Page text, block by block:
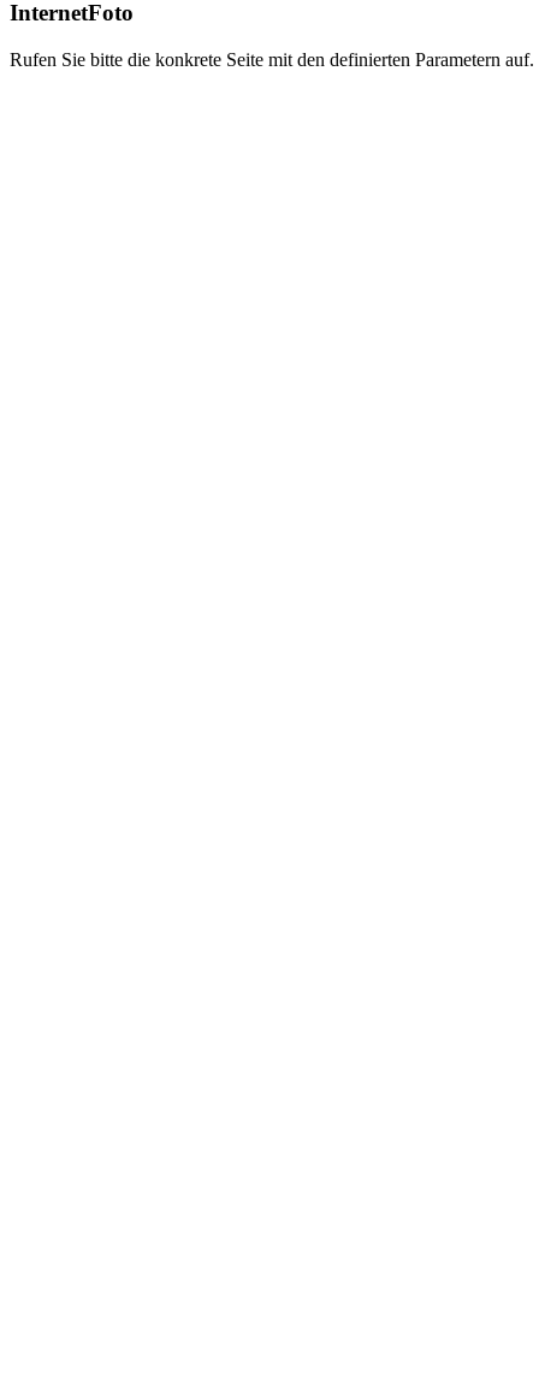
InternetFoto
Rufen Sie bitte die konkrete Seite mit den definierten Parametern auf.